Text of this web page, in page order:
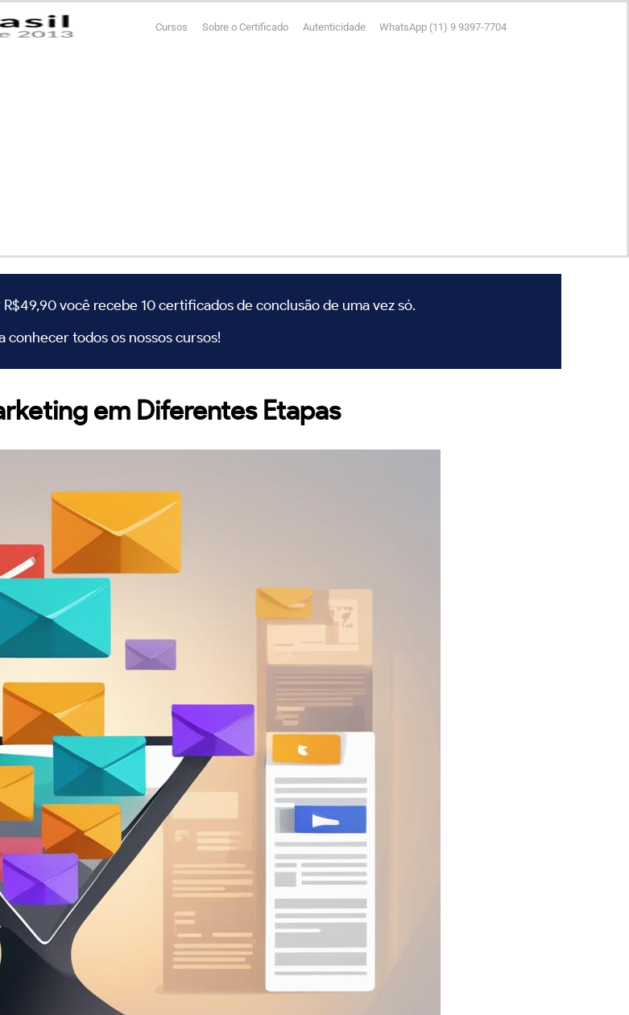
Cursos Sobre o Certificado Autenticidade WhatsApp (11) 9 9397-7704
você recebe 10 certificados de conclusão de uma vez só.
conhecer todos os nossos cursos!
em Diferentes Etapas